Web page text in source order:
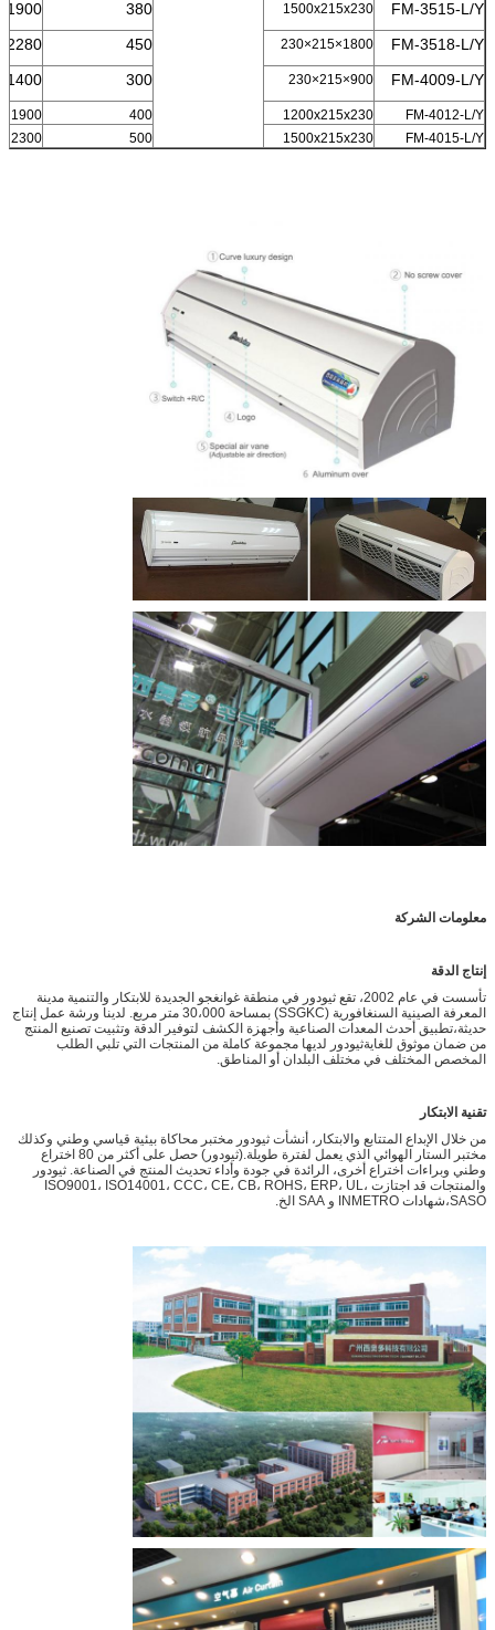
FM-3515-L/Y
1500x215x230
380
1900
FM-3518-L/Y
1800×215×230
450
2280
FM-4009-L/Y
900×215×230
300
1400
FM-4012-L/Y
1200x215x230
400
1900
FM-4015-L/Y
1500x215x230
500
2300
معلومات الشركة
إنتاج الدقة
تأسست في عام 2002، تقع ثيودور في منطقة غوانغجو الجديدة للابتكار والتنمية مدينة
المعرفة الصينية السنغافورية (SSGKC) بمساحة 30،000 متر مربع. لدينا ورشة عمل إنتاج
حديثة،تطبيق أحدث المعدات الصناعية وأجهزة الكشف لتوفير الدقة وتثبيت تصنيع المنتج
من ضمان موثوق للغايةثيودور لديها مجموعة كاملة من المنتجات التي تلبي الطلب
المخصص المختلف في مختلف البلدان أو المناطق.
تقنية الابتكار
من خلال الإبداع المتتابع والابتكار، أنشأت ثيودور مختبر محاكاة بيئية قياسي وطني وكذلك
مختبر الستار الهوائي الذي يعمل لفترة طويلة.(ثيودور) حصل على أكثر من 80 اختراع
وطني وبراءات اختراع أخرى، الرائدة في جودة وأداء تحديث المنتج في الصناعة. ثيودور
والمنتجات قد اجتازت ISO9001، ISO14001، CCC، CE، CB، ROHS، ERP، UL،
SASO،شهادات INMETRO و SAA الخ.